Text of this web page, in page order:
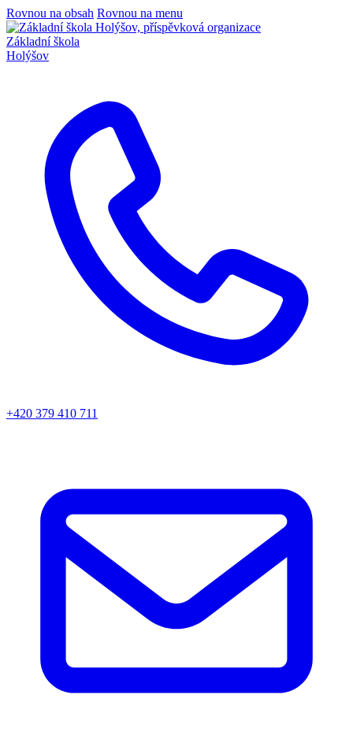
Rovnou na obsah Rovnou na menu
Základní škola
Holýšov
+420 379 410 711